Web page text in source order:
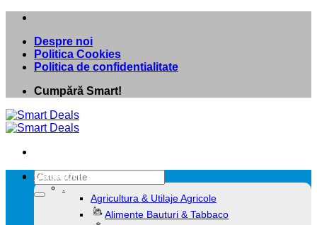
Skip
contentDespre noi
Politica Cookies
Politica de confidentialitate
Cumpără Smart!
Caută
după:
Categorii
.
Agricultura & Utilaje Agricole
Alimente Bauturi & Tabbaco